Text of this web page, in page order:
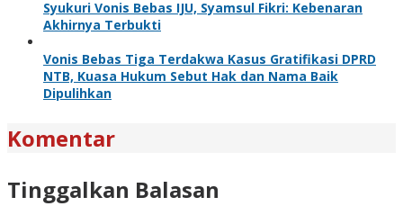
Syukuri Vonis Bebas IJU, Syamsul Fikri: Kebenaran
Akhirnya Terbukti
Vonis Bebas Tiga Terdakwa Kasus Gratifikasi DPRD
NTB, Kuasa Hukum Sebut Hak dan Nama Baik
Dipulihkan
Komentar
Tinggalkan Balasan